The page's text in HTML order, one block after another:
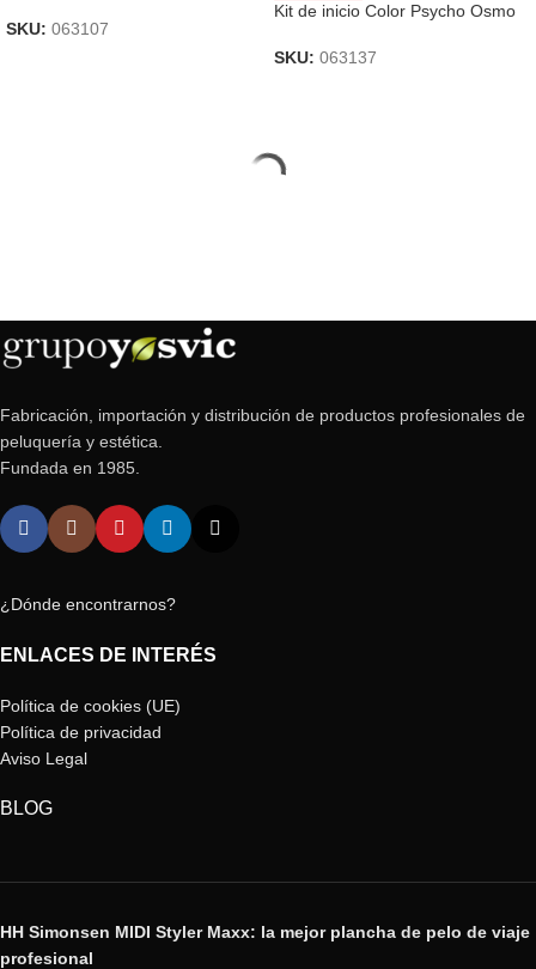
SKU: 063107
Kit de inicio Color Psycho Osmo
SKU: 063137
Fabricación, importación y distribución de productos profesionales de
peluquería y estética.
Fundada en 1985.
¿Dónde encontrarnos?
ENLACES DE INTERÉS
Política de cookies (UE)
Política de privacidad
Aviso Legal
BLOG
HH Simonsen MIDI Styler Maxx: la mejor plancha de pelo de viaje
profesional